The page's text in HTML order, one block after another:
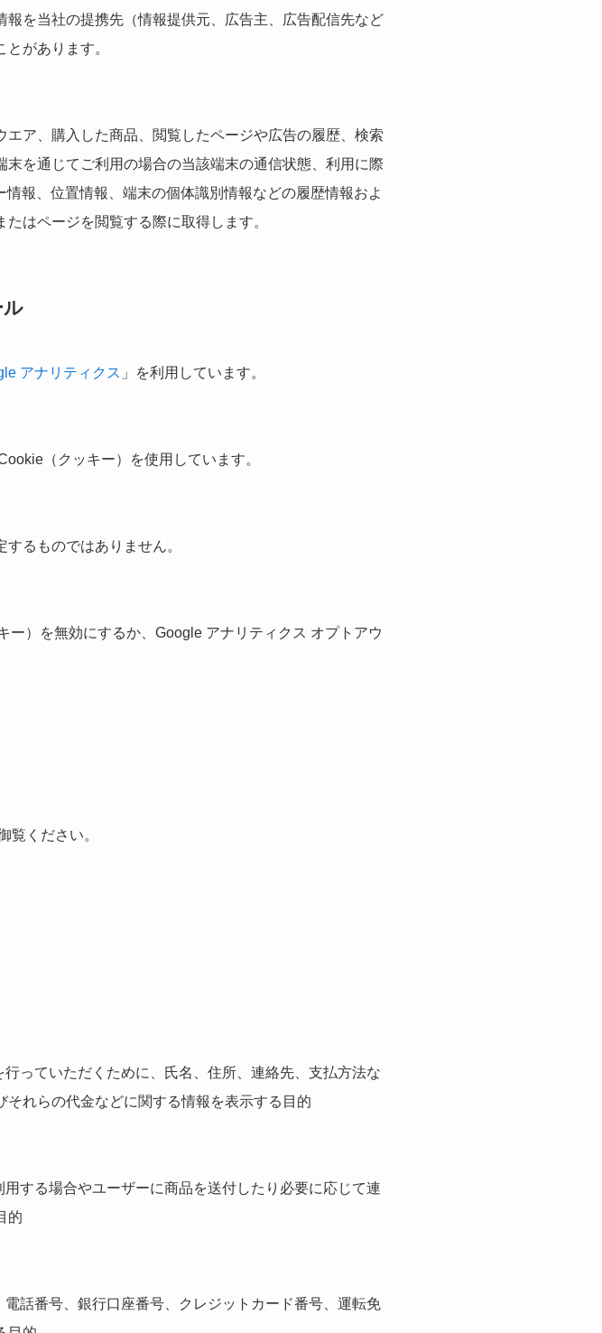
を当社の提携先（情報提供元、広告主、広告配信先など
があります。
ア、購入した商品、閲覧したページや広告の履歴、検索
を通じてご利用の場合の当該端末の通信状態、利用に際
報、位置情報、端末の個体識別情報などの履歴情報およ
はページを閲覧する際に取得します。
ル
アナリティクス 」を利用しています。
（クッキー）を使用しています。
るものではありません。
）を無効にするか、Google アナリティクス オプトアウ
覧ください。
っていただくために、氏名、住所、連絡先、支払方法な
れらの代金などに関する情報を表示する目的
する場合やユーザーに商品を送付したり必要に応じて連
的
話番号、銀行口座番号、クレジットカード番号、運転免